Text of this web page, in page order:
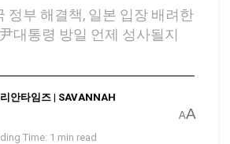
정부 해결책, 일본 입장 배려한
대통령 방일 언제 성사될지
안타임즈 | SAVANNAH
Time: 1 min read
AA